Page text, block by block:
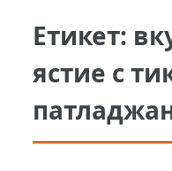
Етикет:
ястие с